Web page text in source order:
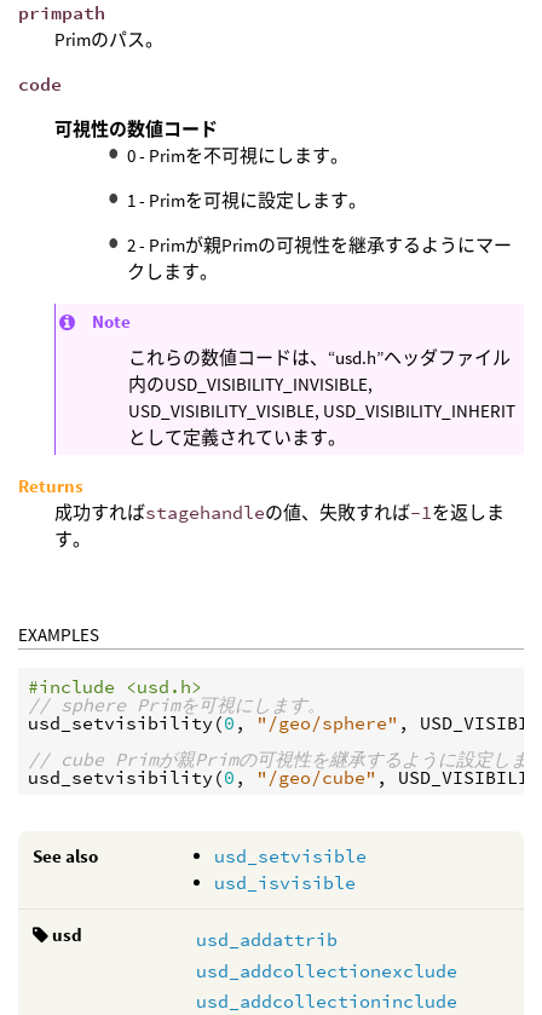
primpath
Primのパス。
code
可視性の数値コード
0 - Primを不可視にします。
1 - Primを可視に設定します。
2 - Primが親Primの可視性を継承するようにマー
クします。
Note
これらの数値コードは、“usd.h”ヘッダファイル
内のUSD_VISIBILITY_INVISIBLE,
USD_VISIBILITY_VISIBLE, USD_VISIBILITY_INHERIT
として定義されています。
Returns
成功すればstagehandleの値、失敗すれば-1を返しま
す。
EXAMPLES
#include <usd.h>
// sphere Primを可視にします。
usd_setvisibility (0 , "/geo/sphere" ,
// cube Primが親Primの可視性を継承するように設定しま
usd_setvisibility (0 , "/geo/cube" ,
See also
usd_setvisible
usd_isvisible
usd
usd_addattrib
usd_addcollectionexclude
usd_addcollectioninclude